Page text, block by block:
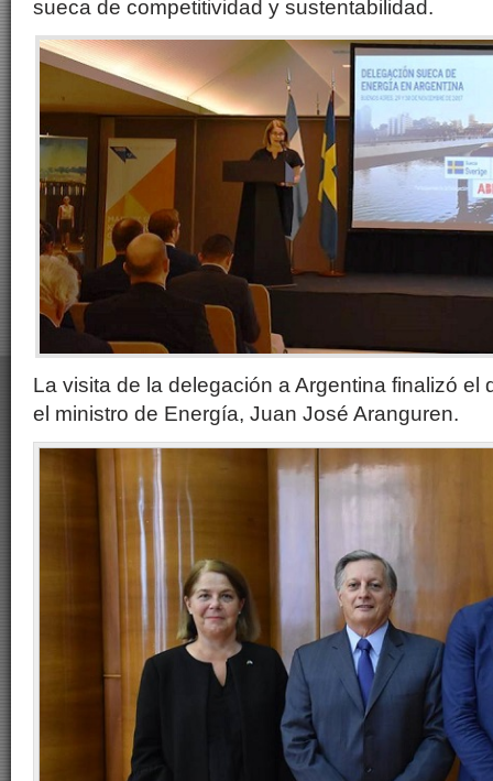
sueca de competitividad y sustentabilidad.
La visita de la delegación a Argentina finalizó el
el ministro de Energía, Juan José Aranguren.